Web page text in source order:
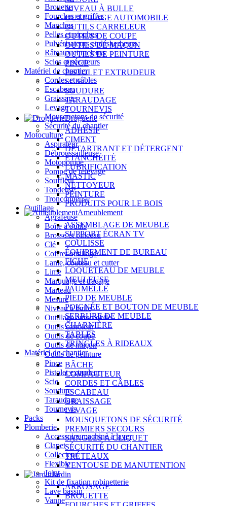
Brouette
Fourches et griffes
Manches
Pelles et pioches
Pulvérisateurs et désherbeurs
Râteaux et racleurs
Scies et sécateurs
Matériel de chantier
Cordes et câbles
Escabeau
Graissage
Levage
Mousquetons de sécurité
Sécurité du chantier
Motoculture
Aspirateur
Débroussailleuse
Motopompe
Pompe de relevage
Souffleur
Tondeuse
Tronçonneuse
Outillage
Agrafeuse
Boîte à outils
Brosse et pinceau
Clé
Coffret outillage
Lame, couteau et cutter
Lime
Marquage et traçage
Marteau
Mesure
Niveau à bulle
Outillage automobile
Outils carreleur
Outils de coupe
Outils de maçon
Outils de peinture
Pince
Pistolet extrudeur
Scie
Soudure
Taraudage
Tournevis
Packs
Plomberie
Accessoire machine à laver
Clapet
Collecteur
Flexible
Joint
Kit de fixation robinetterie
Lave bassin
Vanne
NIVEAU À BULLE
OUTILLAGE AUTOMOBILE
OUTILS CARRELEUR
OUTILS DE COUPE
OUTILS DE MAÇON
OUTILS DE PEINTURE
PINCE
PISTOLET EXTRUDEUR
SCIE
SOUDURE
TARAUDAGE
TOURNEVIS
Droguerie
ADHÉSIF
CIMENT
DÉTARTRANT ET DÉTERGENT
ÉTANCHÉITÉ
LUBRIFICATION
MASTIC
NETTOYEUR
PEINTURE
PRODUITS POUR LE BOIS
Ameublement
ASSEMBLAGE DE MEUBLE
SUPPORT ÉCRAN TV
COULISSE
ÉQUIPEMENT DE BUREAU
FICHE
LOQUETEAU DE MEUBLE
MEULEUSE
PAUMELLE
PIED DE MEUBLE
POIGNÉE ET BOUTON DE MEUBLE
SERRURE DE MEUBLE
CHARNIÈRE
TABLES
TRINGLES À RIDEAUX
Matériel de chantier
BÂCHE
COMPACTEUR
CORDES ET CÂBLES
ESCABEAU
GRAISSAGE
LEVAGE
MOUSQUETONS DE SÉCURITÉ
PREMIERS SECOURS
SANGLES À CLIQUET
SÉCURITÉ DU CHANTIER
TRÉTEAUX
VENTOUSE DE MANUTENTION
Jardin
ARROSAGE
BROUETTE